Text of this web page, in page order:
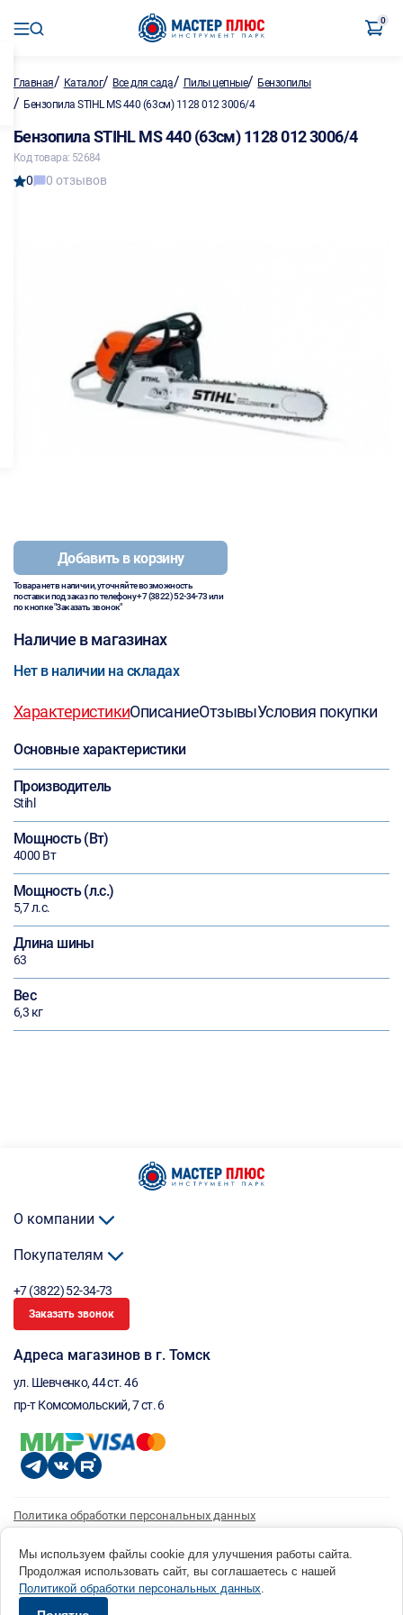
0
Главная/ Каталог/ Все для сада/ Пилы цепные/ Бензопилы
/ Бензопила STIHL MS 440 (63см) 1128 012 3006/4
Бензопила STIHL MS 440 (63см) 1128 012 3006/4
Код товара: 52684
0 0 отзывов
Добавить в корзину
Товара нет в наличии, уточняйте возможность
поставки под заказ по телефону+7 (3822) 52-34-73или
по кнопке "Заказать звонок"
Наличие в магазинах
Нет в наличии на складах
ХарактеристикиОписаниеОтзывыУсловия покупки
Основные характеристики
Производитель
Stihl
Мощность (Вт)
4000 Вт
Мощность (л.с.)
5,7 л.с.
Длина шины
63
Вес
6,3 кг
О компании
Покупателям
+7 (3822) 52-34-73
Заказать звонок
Адреса магазинов в г. Томск
ул. Шевченко, 44 ст. 46
пр-т Комсомольский, 7 ст. 6
Политика обработки персональных данных
Согласие на получение рассылки
© 1996 - 2026 инструмент парк «Мастер Плюс» Россия, г. Томск, ул. Шевченко, 44 ст. 46, (3822) 52-34-
73 okp@masterplus.tomsk.ru ИП Брусницын Д.Н. ИНН 701700002741
Мы используем файлы cookie для улучшения работы сайта.
Продолжая использовать сайт, вы соглашаетесь с нашей
Политикой обработки персональных данных.